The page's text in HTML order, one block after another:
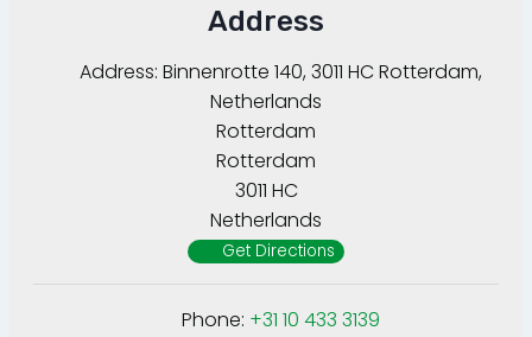
Address
Address: Binnenrotte 140, 3011 HC Rotterdam,
Netherlands
Rotterdam
Rotterdam
3011 HC
Netherlands
Get Directions
Phone: +31 10 433 3139